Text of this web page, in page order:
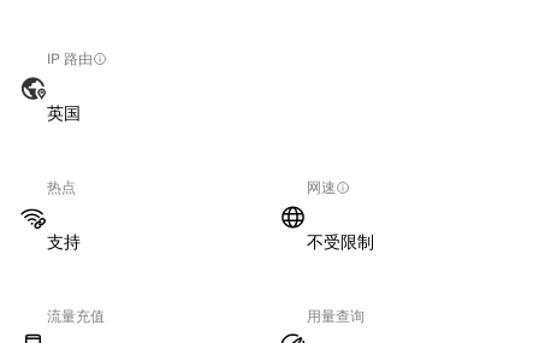
IP 路由
英国
热点
支持
网速
不受限制
流量充值 用量查询